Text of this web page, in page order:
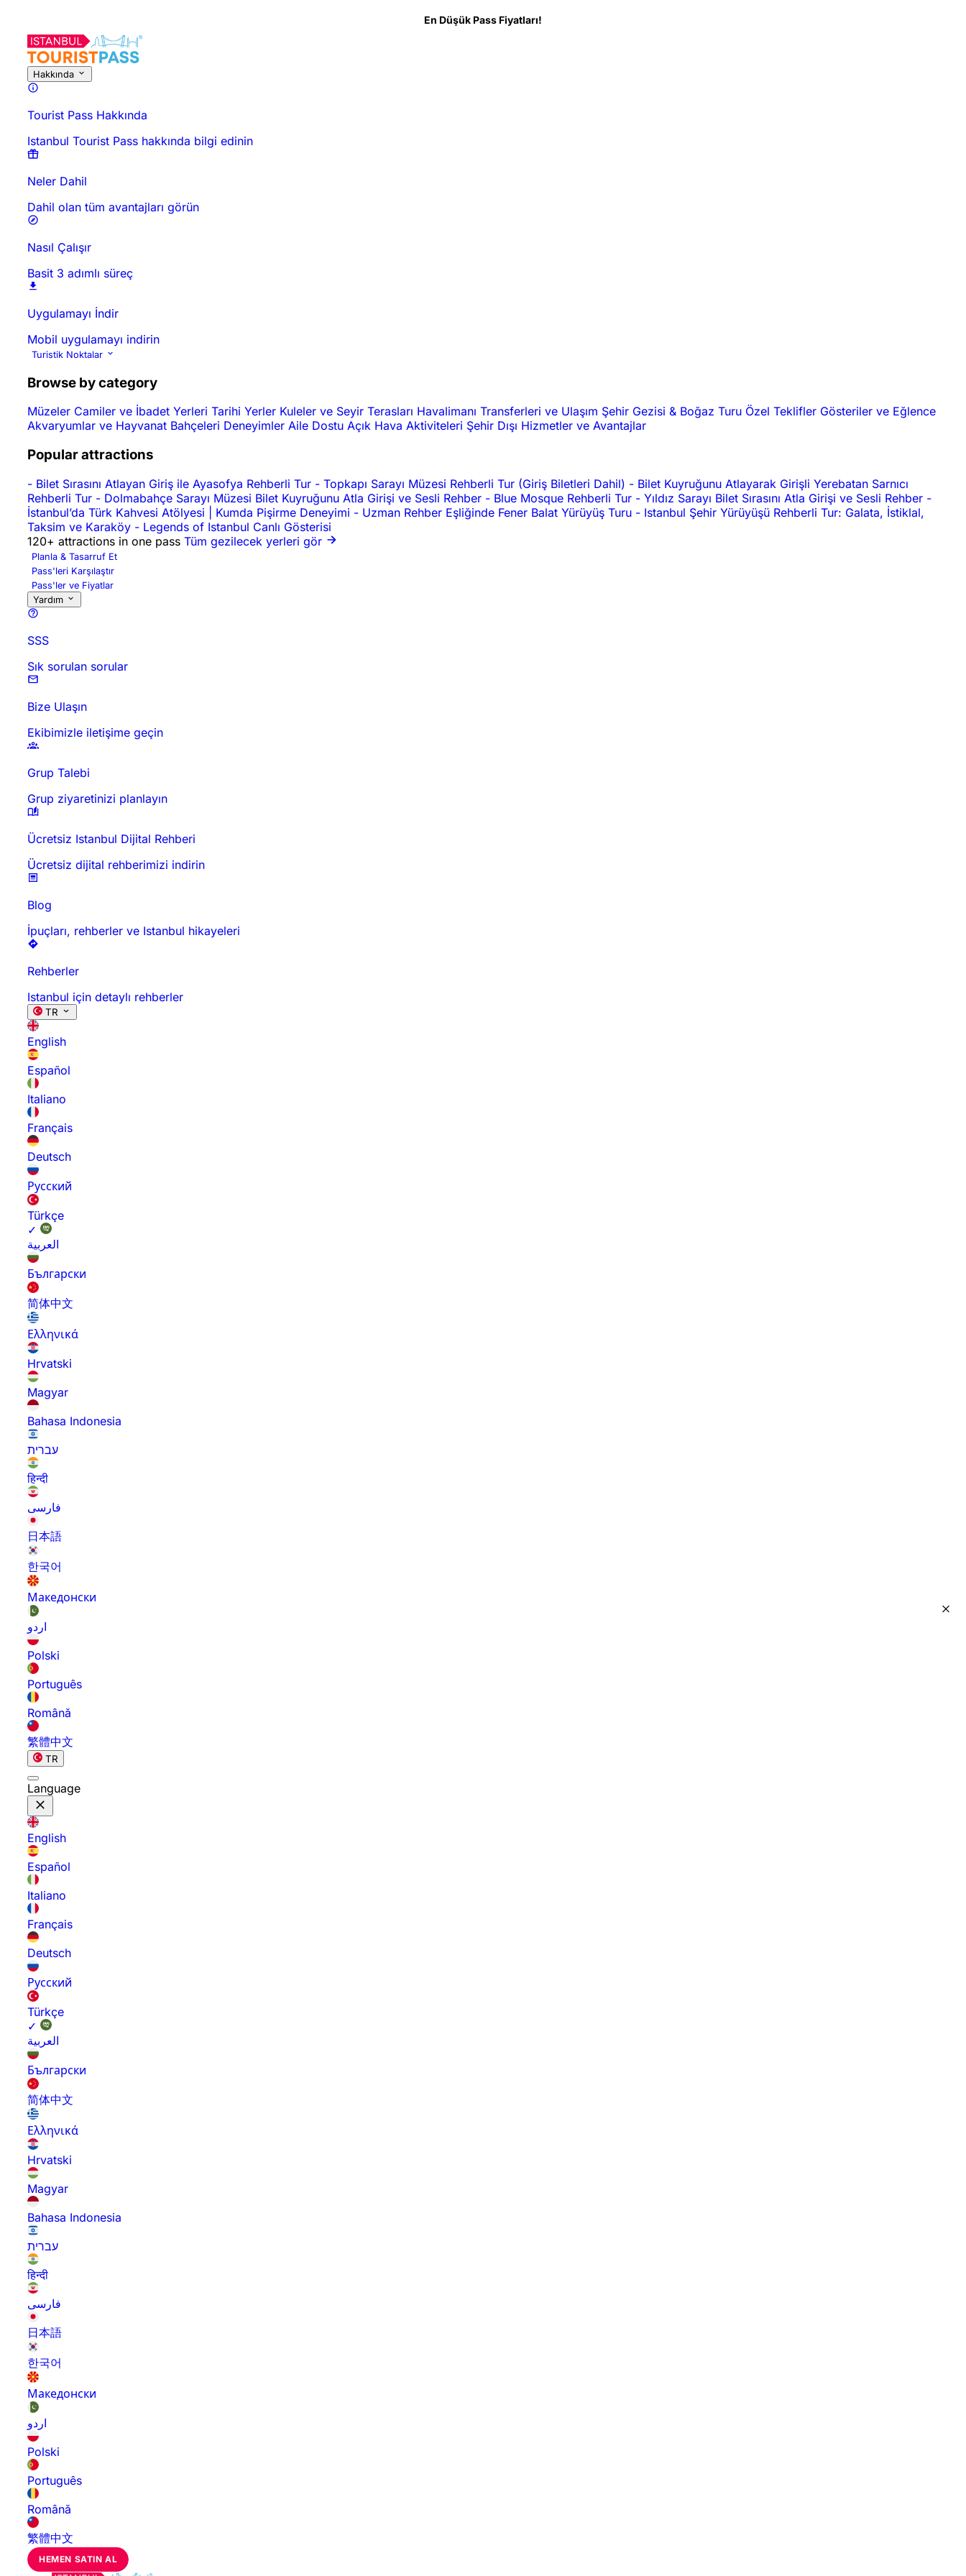
En Düşük Pass Fiyatları!
Hakkında
Tourist Pass Hakkında
Istanbul Tourist Pass hakkında bilgi edinin
Neler Dahil
Dahil olan tüm avantajları görün
Nasıl Çalışır
Basit 3 adımlı süreç
Uygulamayı İndir
Mobil uygulamayı indirin
Turistik Noktalar
Browse by category
Müzeler Camiler ve İbadet Yerleri Tarihi Yerler Kuleler ve Seyir Terasları Havalimanı Transferleri ve Ulaşım Şehir Gezisi & Boğaz Turu Özel Teklifler Gösteriler ve Eğlence
Akvaryumlar ve Hayvanat Bahçeleri Deneyimler Aile Dostu Açık Hava Aktiviteleri Şehir Dışı Hizmetler ve Avantajlar
Popular attractions
- Bilet Sırasını Atlayan Giriş ile Ayasofya Rehberli Tur - Topkapı Sarayı Müzesi Rehberli Tur (Giriş Biletleri Dahil) - Bilet Kuyruğunu Atlayarak Girişli Yerebatan Sarnıcı
Rehberli Tur - Dolmabahçe Sarayı Müzesi Bilet Kuyruğunu Atla Girişi ve Sesli Rehber - Blue Mosque Rehberli Tur - Yıldız Sarayı Bilet Sırasını Atla Girişi ve Sesli Rehber -
İstanbul’da Türk Kahvesi Atölyesi | Kumda Pişirme Deneyimi - Uzman Rehber Eşliğinde Fener Balat Yürüyüş Turu - Istanbul Şehir Yürüyüşü Rehberli Tur: Galata, İstiklal,
Taksim ve Karaköy - Legends of Istanbul Canlı Gösterisi
120+ attractions in one pass Tüm gezilecek yerleri gör
Planla & Tasarruf Et
Pass'leri Karşılaştır
Pass'ler ve Fiyatlar
Yardım
SSS
Sık sorulan sorular
Bize Ulaşın
Ekibimizle iletişime geçin
Grup Talebi
Grup ziyaretinizi planlayın
Ücretsiz Istanbul Dijital Rehberi
Ücretsiz dijital rehberimizi indirin
Blog
İpuçları, rehberler ve Istanbul hikayeleri
Rehberler
Istanbul için detaylı rehberler
TR
English
Español
Italiano
Français
Deutsch
Русский
Türkçe
✓
العربية
Български
简体中文
Ελληνικά
Hrvatski
Magyar
Bahasa Indonesia
עברית
हिन्दी
فارسی
日本語
한국어
Македонски
اردو
Polski
Português
Română
繁體中文
TR
Language
English
Español
Italiano
Français
Deutsch
Русский
Türkçe
✓
العربية
Български
简体中文
Ελληνικά
Hrvatski
Magyar
Bahasa Indonesia
עברית
हिन्दी
فارسی
日本語
한국어
Македонски
اردو
Polski
Português
Română
繁體中文
HEMEN SATIN AL
Gitmeden Önce Bilinmesi Gerekenler SSS